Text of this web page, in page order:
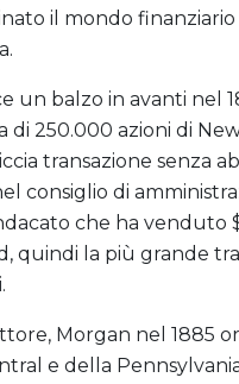
il mondo
un balzo in avanti nel
250.000 azioni di
transazione senza
consiglio di
che ha venduto
quindi la più grande
Morgan nel 1885
e della